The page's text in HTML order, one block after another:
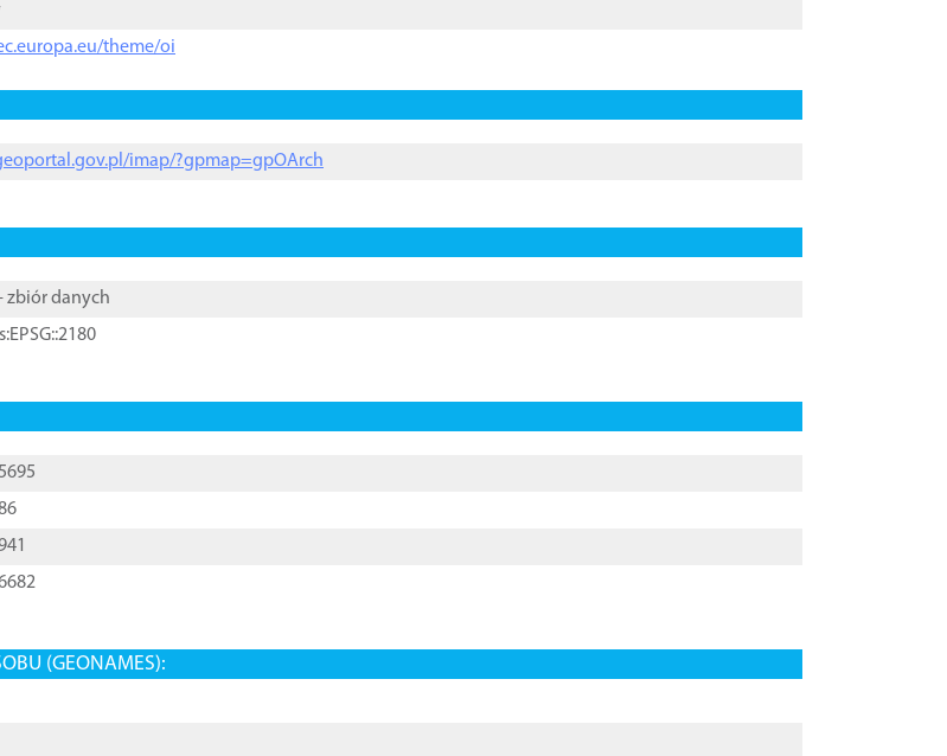
theme/oi
imap/?gpmap=gpOArch
- zbiór danych
(GEONAMES):